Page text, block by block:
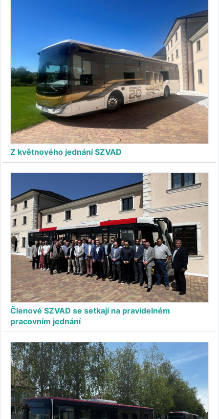
Z květnového jednání SZVAD
Členové SZVAD se setkají na pravidelném
pracovním jednání